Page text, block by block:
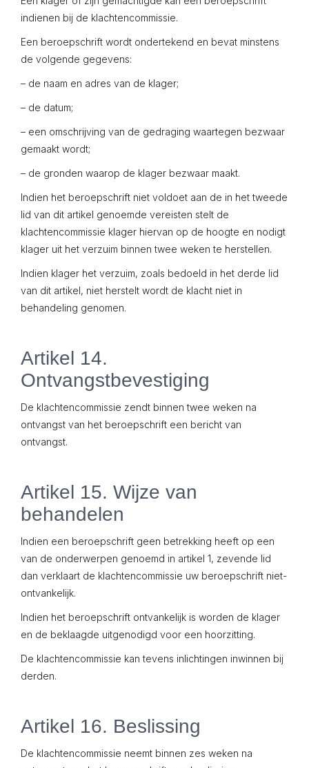
indienen bij de klachtencommissie.
Een beroepschrift wordt ondertekend en bevat minstens
de volgende gegevens:
– de naam en adres van de klager;
– de datum;
– een omschrijving van de gedraging waartegen bezwaar
gemaakt wordt;
– de gronden waarop de klager bezwaar maakt.
Indien het beroepschrift niet voldoet aan de in het tweede
lid van dit artikel genoemde vereisten stelt de
klachtencommissie klager hiervan op de hoogte en nodigt
klager uit het verzuim binnen twee weken te herstellen.
Indien klager het verzuim, zoals bedoeld in het derde lid
van dit artikel, niet herstelt wordt de klacht niet in
behandeling genomen.
Artikel 14.
Ontvangstbevestiging
De klachtencommissie zendt binnen twee weken na
ontvangst van het beroepschrift een bericht van
ontvangst.
Artikel 15. Wijze van
behandelen
Indien een beroepschrift geen betrekking heeft op een
van de onderwerpen genoemd in artikel 1, zevende lid
dan verklaart de klachtencommissie uw beroepschrift niet-
ontvankelijk.
Indien het beroepschrift ontvankelijk is worden de klager
en de beklaagde uitgenodigd voor een hoorzitting.
De klachtencommissie kan tevens inlichtingen inwinnen bij
derden.
Artikel 16. Beslissing
De klachtencommissie neemt binnen zes weken na